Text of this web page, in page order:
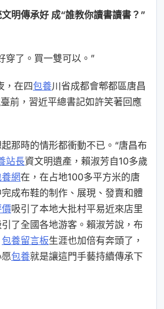
明傳承好 成“誰教你讀書讀書？”
穿了。買一雙可以。”
，在四包養川省成都會郫都區唐昌
前，習近平總書記如許笑著回應
那時的情形都衝動不已。“唐昌布
站長資文明遺產，賴淑芳自10多歲
網在，在占地100多平方米的唐
成布鞋的制作、展現、發賣和體
吸引了本地大批村平易近來店里
了全國各地游客。賴淑芳說，布
包養留言板生涯也加倍有奔頭了，
包養就是讓這門手藝持續傳承下